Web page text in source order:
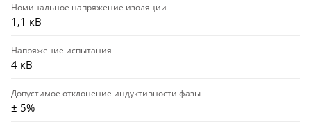
Номинальное напряжение изоляции
1,1 кВ
Напряжение испытания
4 кВ
Допустимое отклонение индуктивности фазы
± 5%